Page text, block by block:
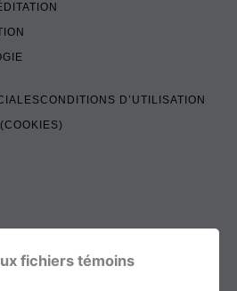
CONDITIONS D’UTILISATION
fichiers témoins